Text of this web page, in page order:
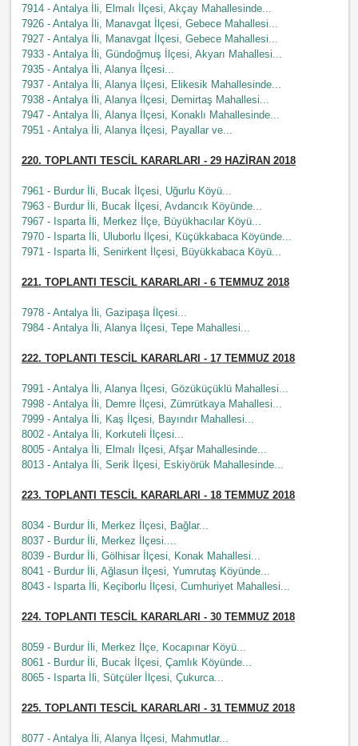
7914 - Antalya İli, Elmalı İlçesi, Akçay Mahallesinde...
7926 - Antalya İli, Manavgat İlçesi, Gebece Mahallesi...
7927 - Antalya İli, Manavgat İlçesi, Gebece Mahallesi...
7933 - Antalya İli, Gündoğmuş İlçesi, Akyarı Mahallesi...
7935 - Antalya İli, Alanya İlçesi...
7937 - Antalya İli, Alanya İlçesi, Elikesik Mahallesinde...
7938 - Antalya İli, Alanya İlçesi, Demirtaş Mahallesi...
7947 - Antalya İli, Alanya İlçesi, Konaklı Mahallesinde...
7951 - Antalya İli, Alanya İlçesi, Payallar ve...
220. TOPLANTI TESCİL KARARLARI - 29 HAZİRAN 2018
7961 - Burdur İli, Bucak İlçesi, Uğurlu Köyü...
7963 - Burdur İli, Bucak İlçesi, Avdancık Köyünde...
7967 - Isparta İli, Merkez İlçe, Büyükhacılar Köyü...
7970 - Isparta İli, Uluborlu İlçesi, Küçükkabaca Köyünde...
7971 - Isparta İli, Senirkent İlçesi, Büyükkabaca Köyü...
221. TOPLANTI TESCİL KARARLARI - 6 TEMMUZ 2018
7978 - Antalya İli, Gazipaşa İlçesi...
7984 - Antalya İli, Alanya İlçesi, Tepe Mahallesi...
222. TOPLANTI TESCİL KARARLARI - 17 TEMMUZ 2018
7991 - Antalya İli, Alanya İlçesi, Gözüküçüklü Mahallesi...
7998 - Antalya İli, Demre İlçesi, Zümrütkaya Mahallesi...
7999 - Antalya İli, Kaş İlçesi, Bayındır Mahallesi...
8002 - Antalya İli, Korkuteli İlçesi...
8005 - Antalya İli, Elmalı İlçesi, Afşar Mahallesinde...
8013 - Antalya İli, Serik İlçesi, Eskiyörük Mahallesinde...
223. TOPLANTI TESCİL KARARLARI - 18 TEMMUZ 2018
8034 - Burdur İli, Merkez İlçesi, Bağlar...
8037 - Burdur İli, Merkez İlçesi....
8039 - Burdur İli, Gölhisar İlçesi, Konak Mahallesi...
8041 - Burdur İli, Ağlasun İlçesi, Yumrutaş Köyünde...
8043 - Isparta İli, Keçiborlu İlçesi, Cumhuriyet Mahallesi...
224. TOPLANTI TESCİL KARARLARI - 30 TEMMUZ 2018
8059 - Burdur İli, Merkez İlçe, Kocapınar Köyü...
8061 - Burdur İli, Bucak İlçesi, Çamlık Köyünde...
8065 - Isparta İli, Sütçüler İlçesi, Çukurca...
225. TOPLANTI TESCİL KARARLARI - 31 TEMMUZ 2018
8077 - Antalya İli, Alanya İlçesi, Mahmutlar...